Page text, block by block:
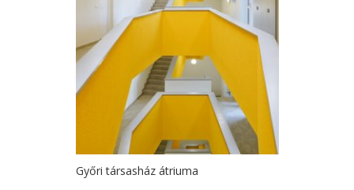
Győri társasház átriuma